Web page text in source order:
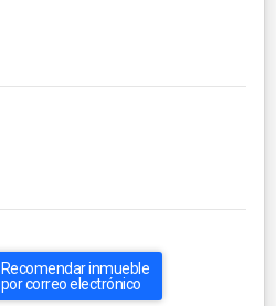
Recomendar inmueble
por correo electrónico